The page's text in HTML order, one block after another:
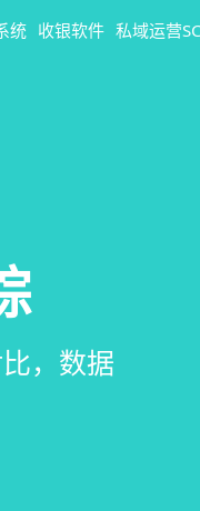
统 收银软件 私域运营
怀，提
位状态
，数据
务、营